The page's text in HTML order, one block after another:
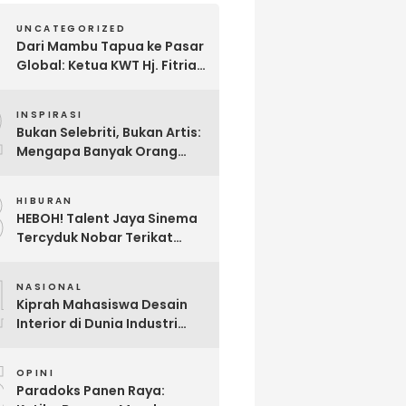
UNCATEGORIZED
Dari Mambu Tapua ke Pasar
Global: Ketua KWT Hj. Fitria
Negeri
INSPIRASI
Bukan Selebriti, Bukan Artis:
Mengapa Banyak Orang
HIBURAN
HEBOH! Talent Jaya Sinema
Tercyduk Nobar Terikat
NASIONAL
Kiprah Mahasiswa Desain
Interior di Dunia Industri
OPINI
Paradoks Panen Raya: